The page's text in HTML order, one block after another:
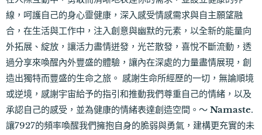
線，呵護自己的身心靈健康，深入感受情感需求與自主願望融
合，在生活與工作中，注入創意與幽默的元素，以全新的能量向
外拓展、綻放，讓活力盡情迸發，光芒散發，喜悅不斷流動，透
過分享來喚醒內外豐盛的體驗，讓內在深處的力量盡情展現，創
造出獨特而豐盛的生命之旅。 感謝生命所經歷的一切，無論順境
或逆境，感謝宇宙給予的指引和推動我們尊重自己的情緒，以及
承認自己的感受，並為健康的情緒表達創造空間。～ Namaste.
讓7927的頻率喚醒我們擁抱自身的脆弱與勇氣，建構更充實的未